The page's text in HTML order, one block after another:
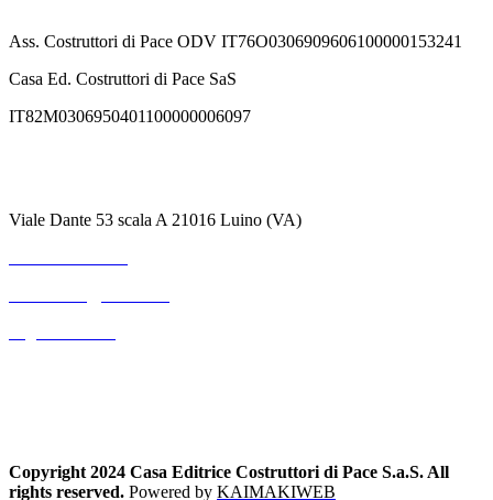
Ass. Costruttori di Pace ODV IT76O0306909606100000153241
Casa Ed. Costruttori di Pace SaS
IT82M0306950401100000006097
Viale Dante 53 scala A 21016 Luino (VA)
Copyright 2024 Casa Editrice Costruttori di Pace S.a.S. All
rights reserved. Powered by KAIMAKIWEB